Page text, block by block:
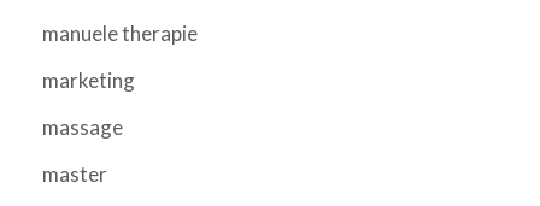
manuele therapie
marketing
massage
master